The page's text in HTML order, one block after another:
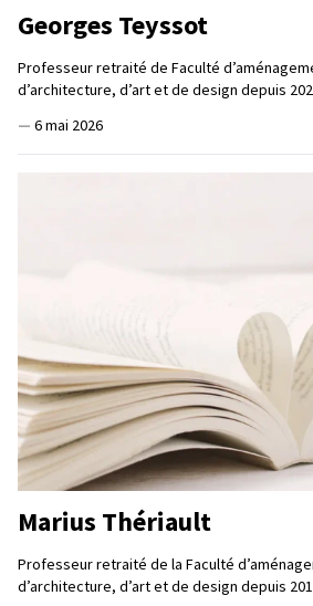
Georges Teyssot
Professeur retraité de Faculté
d’architecture, d’art et de design depuis
— 6 mai 2026
Marius Thériault
Professeur retraité de la Faculté
d’architecture, d’art et de design depuis